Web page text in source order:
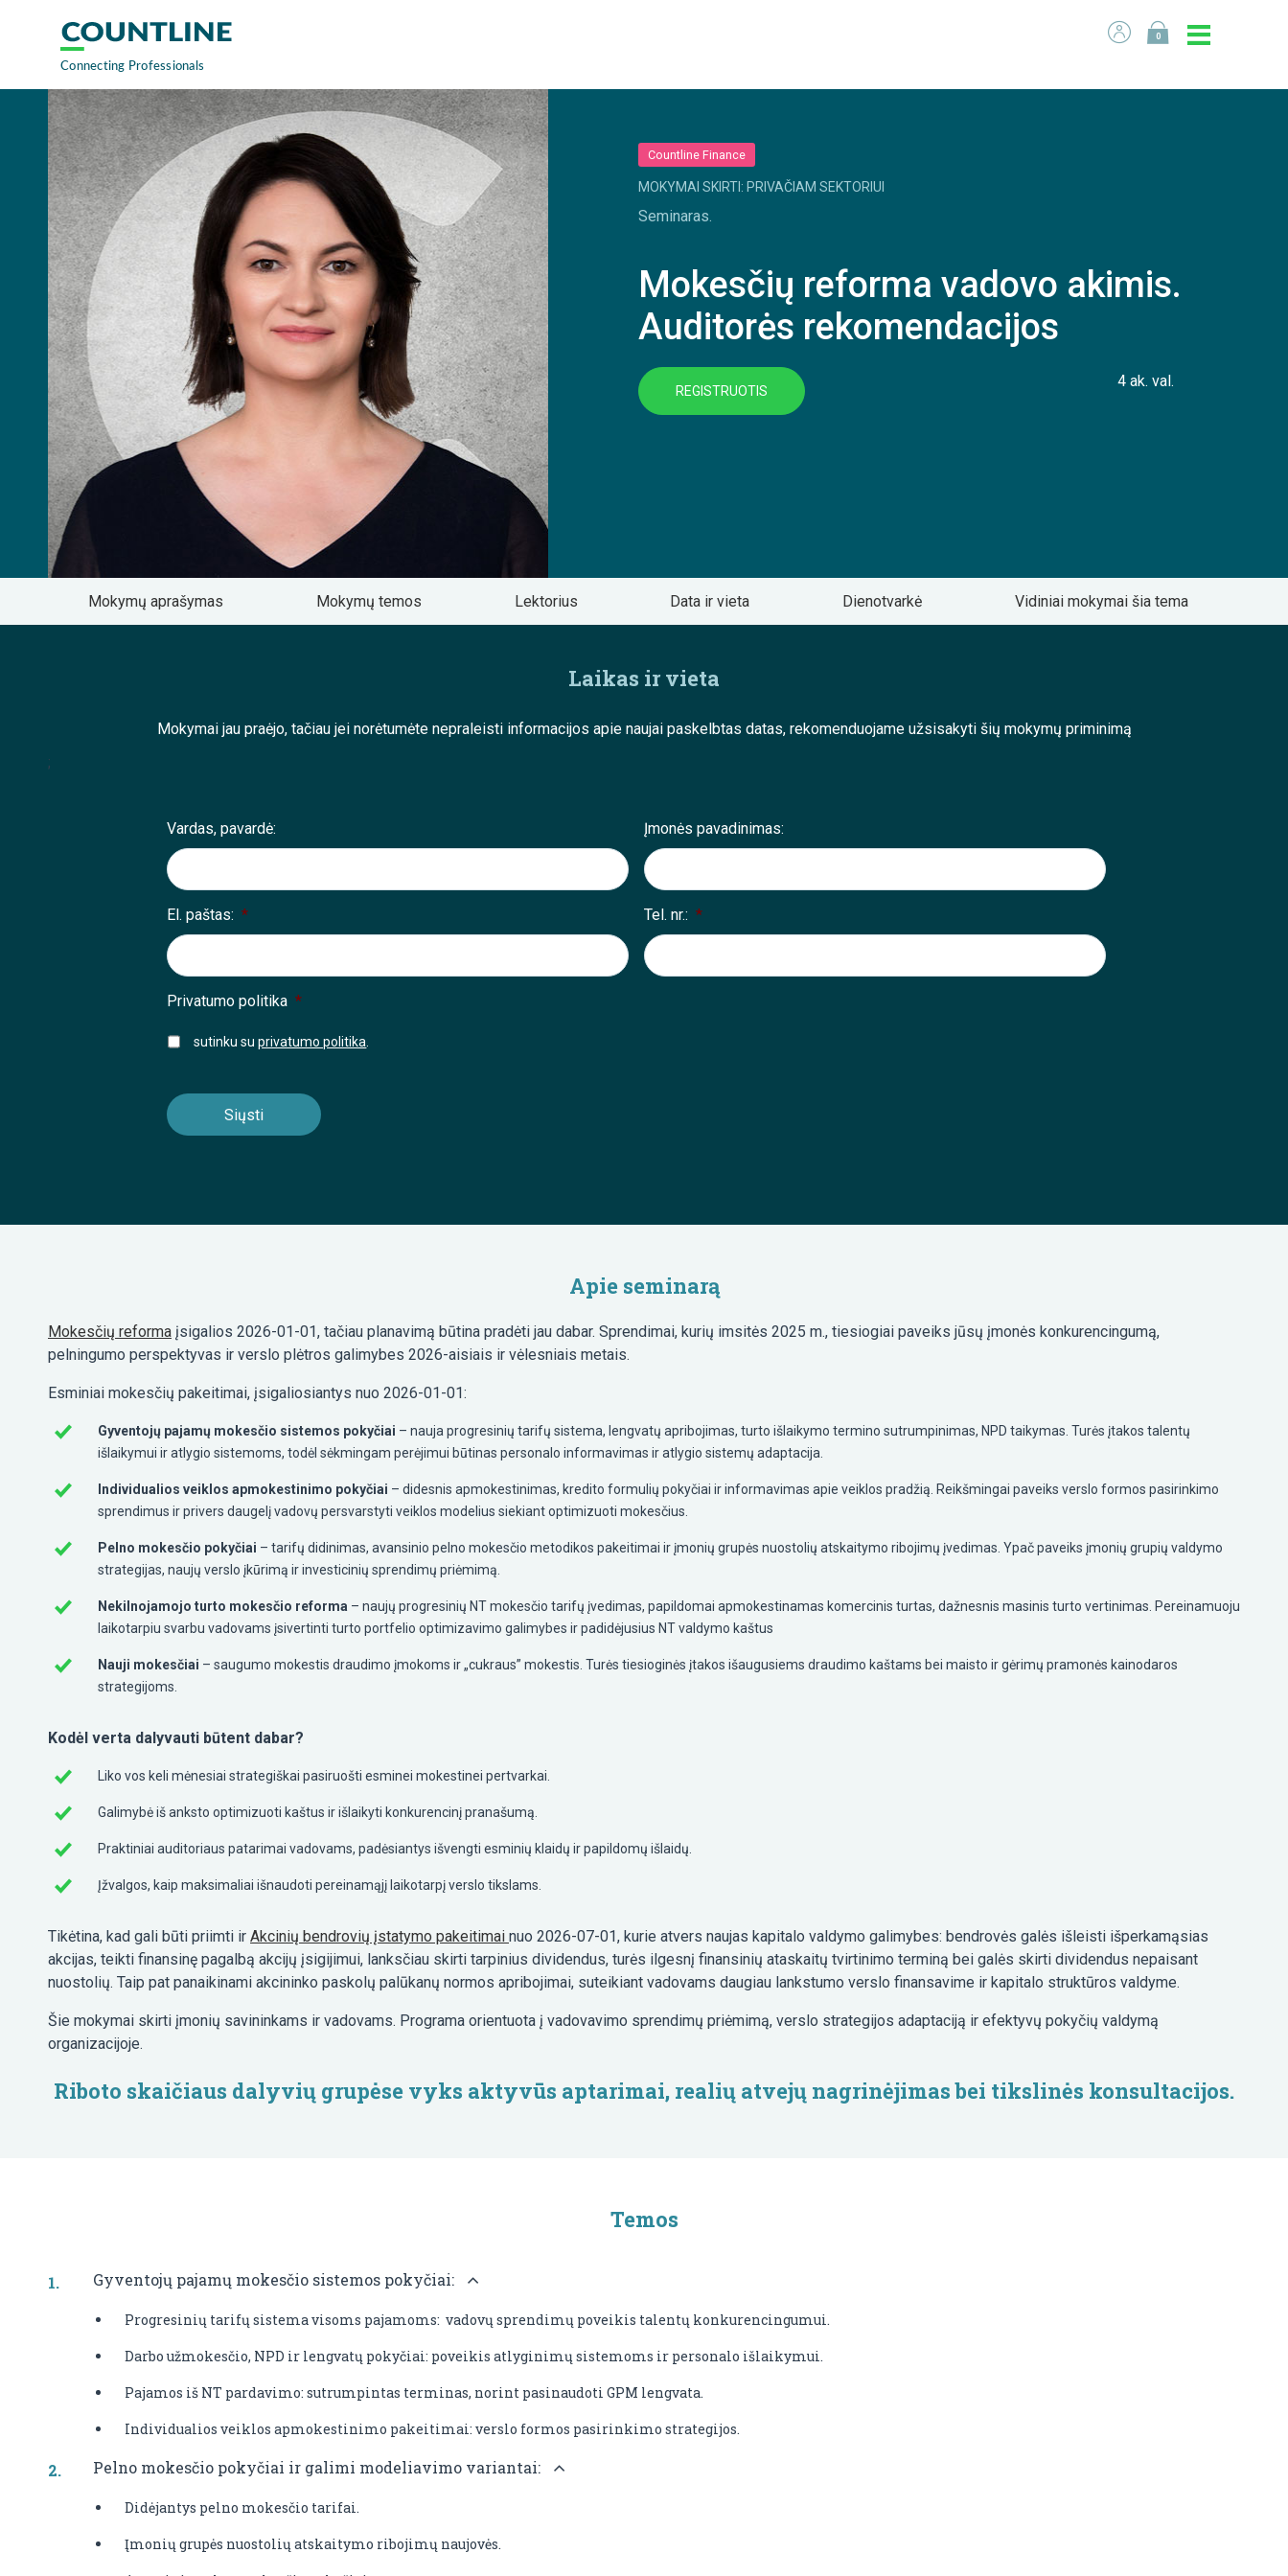
0
Countline Finance
MOKYMAI SKIRTI: PRIVAČIAM SEKTORIUI
Seminaras.
Mokesčių reforma vadovo akimis.
Auditorės rekomendacijos
REGISTRUOTIS
4 ak. val.
Mokymų aprašymas Mokymų temos Lektorius Data ir vieta Dienotvarkė Vidiniai mokymai šia tema
Laikas ir vieta
Mokymai jau praėjo, tačiau jei norėtumėte nepraleisti informacijos apie naujai paskelbtas datas, rekomenduojame užsisakyti šių mokymų priminimą
;
Vardas, pavardė: Įmonės pavadinimas:
El. paštas: * Tel. nr.: *
Privatumo politika *
sutinku suprivatumo politika
Apie seminarą
Mokesčių reforma įsigalios 2026-01-01, tačiau planavimą būtina pradėti jau dabar. Sprendimai, kurių imsitės 2025 m., tiesiogiai paveiks jūsų įmonės konkurencingumą,
pelningumo perspektyvas ir verslo plėtros galimybes 2026-aisiais ir vėlesniais metais.
Esminiai mokesčių pakeitimai, įsigaliosiantys nuo 2026-01-01:
Gyventojų pajamų mokesčio sistemos pokyčiai – nauja progresinių tarifų sistema, lengvatų apribojimas, turto išlaikymo termino sutrumpinimas, NPD taikymas. Turės įtakos talentų
išlaikymui ir atlygio sistemoms, todėl sėkmingam perėjimui būtinas personalo informavimas ir atlygio sistemų adaptacija.
Individualios veiklos apmokestinimo pokyčiai – didesnis apmokestinimas, kredito formulių pokyčiai ir informavimas apie veiklos pradžią. Reikšmingai paveiks verslo formos pasirinkimo
sprendimus ir privers daugelį vadovų persvarstyti veiklos modelius siekiant optimizuoti mokesčius.
Pelno mokesčio pokyčiai – tarifų didinimas, avansinio pelno mokesčio metodikos pakeitimai ir įmonių grupės nuostolių atskaitymo ribojimų įvedimas. Ypač paveiks įmonių grupių valdymo
strategijas, naujų verslo įkūrimą ir investicinių sprendimų priėmimą.
Nekilnojamojo turto mokesčio reforma – naujų progresinių NT mokesčio tarifų įvedimas, papildomai apmokestinamas komercinis turtas, dažnesnis masinis turto vertinimas. Pereinamuoju
laikotarpiu svarbu vadovams įsivertinti turto portfelio optimizavimo galimybes ir padidėjusius NT valdymo kaštus
Nauji mokesčiai – saugumo mokestis draudimo įmokoms ir „cukraus” mokestis. Turės tiesioginės įtakos išaugusiems draudimo kaštams bei maisto ir gėrimų pramonės kainodaros
strategijoms.
Kodėl verta dalyvauti būtent dabar?
Liko vos keli mėnesiai strategiškai pasiruošti esminei mokestinei pertvarkai.
Galimybė iš anksto optimizuoti kaštus ir išlaikyti konkurencinį pranašumą.
Praktiniai auditoriaus patarimai vadovams, padėsiantys išvengti esminių klaidų ir papildomų išlaidų.
Įžvalgos, kaip maksimaliai išnaudoti pereinamąjį laikotarpį verslo tikslams.
Tikėtina, kad gali būti priimti ir Akcinių bendrovių įstatymo pakeitimai nuo 2026-07-01, kurie atvers naujas kapitalo valdymo galimybes: bendrovės galės išleisti išperkamąsias
akcijas, teikti finansinę pagalbą akcijų įsigijimui, lanksčiau skirti tarpinius dividendus, turės ilgesnį finansinių ataskaitų tvirtinimo terminą bei galės skirti dividendus nepaisant
nuostolių. Taip pat panaikinami akcininko paskolų palūkanų normos apribojimai, suteikiant vadovams daugiau lankstumo verslo finansavime ir kapitalo struktūros valdyme.
Šie mokymai skirti įmonių savininkams ir vadovams. Programa orientuota į vadovavimo sprendimų priėmimą, verslo strategijos adaptaciją ir efektyvų pokyčių valdymą
organizacijoje.
Riboto skaičiaus dalyvių grupėse vyks aktyvūs aptarimai, realių atvejų nagrinėjimas bei tikslinės konsultacijos.
Temos
Gyventojų pajamų mokesčio sistemos pokyčiai:
Progresinių tarifų sistema visoms pajamoms: vadovų sprendimų poveikis talentų konkurencingumui.
Darbo užmokesčio, NPD ir lengvatų pokyčiai: poveikis atlyginimų sistemoms ir personalo išlaikymui.
Pajamos iš NT pardavimo: sutrumpintas terminas, norint pasinaudoti GPM lengvata.
Individualios veiklos apmokestinimo pakeitimai: verslo formos pasirinkimo strategijos.
Pelno mokesčio pokyčiai ir galimi modeliavimo variantai:
Didėjantys pelno mokesčio tarifai.
Įmonių grupės nuostolių atskaitymo ribojimų naujovės.